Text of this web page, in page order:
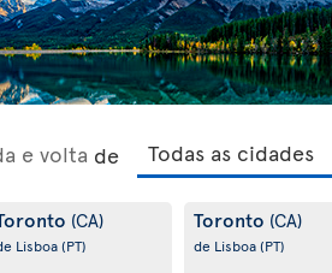
e volta de
(CA)
Lisboa(PT)
Toronto (CA)
de Lisboa(PT)